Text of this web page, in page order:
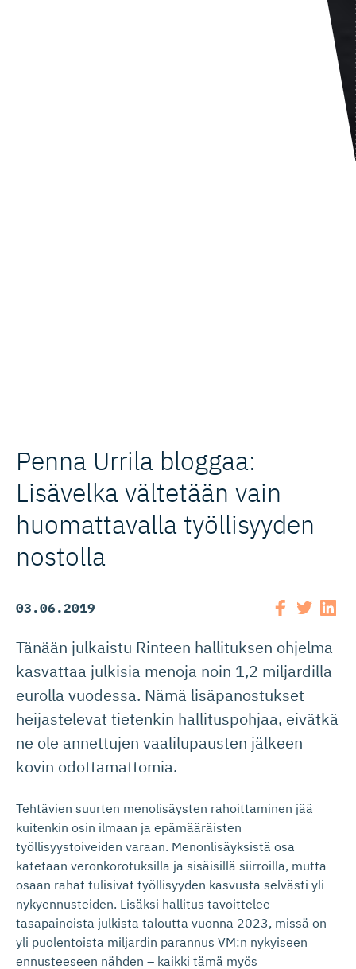
Penna Urrila bloggaa:
Lisävelka vältetään vain
huomattavalla työllisyyden
nostolla
03.06.2019
Tänään julkaistu Rinteen hallituksen ohjelma
kasvattaa julkisia menoja noin 1,2 miljardilla
eurolla vuodessa. Nämä lisäpanostukset
heijastelevat tietenkin hallituspohjaa, eivätkä
ne ole annettujen vaalilupausten jälkeen
kovin odottamattomia.
Tehtävien suurten menolisäysten rahoittaminen jää
kuitenkin osin ilmaan ja epämääräisten
työllisyystoiveiden varaan. Menonlisäyksistä osa
katetaan veronkorotuksilla ja sisäisillä siirroilla, mutta
osaan rahat tulisivat työllisyyden kasvusta selvästi yli
nykyennusteiden. Lisäksi hallitus tavoittelee
tasapainoista julkista taloutta vuonna 2023, missä on
yli puolentoista miljardin parannus VM:n nykyiseen
ennusteeseen nähden – kaikki tämä myös